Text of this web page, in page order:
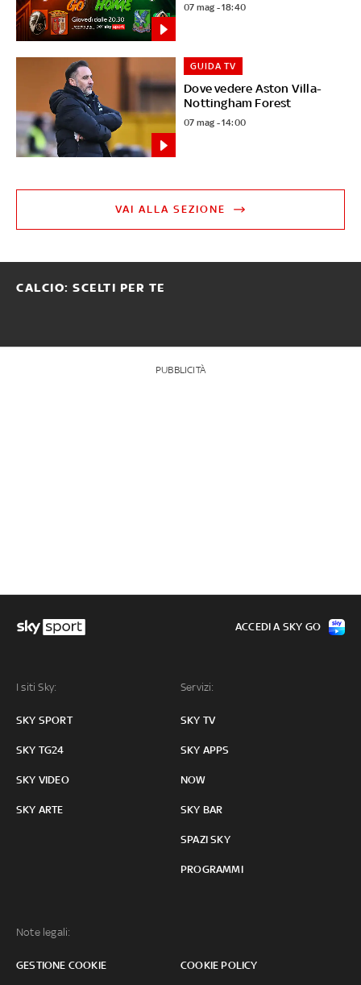
07 mag - 18:40
Dove vedere Aston Villa-
Nottingham Forest
GUIDA TV
07 mag - 14:00
VAI ALLA SEZIONE
CALCIO: SCELTI PER TE
PUBBLICITÀ
I siti Sky:
SKY SPORT
SKY TG24
SKY VIDEO
SKY ARTE
Servizi:
SKY TV
SKY APPS
NOW
SKY BAR
SPAZI SKY
PROGRAMMI
Note legali:
GESTIONE COOKIE COOKIE POLICY
ACCEDI A SKY GO